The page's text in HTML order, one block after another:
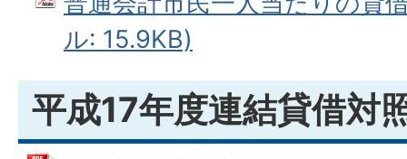
ル: 15.9KB)
平成17年度連結貸借対